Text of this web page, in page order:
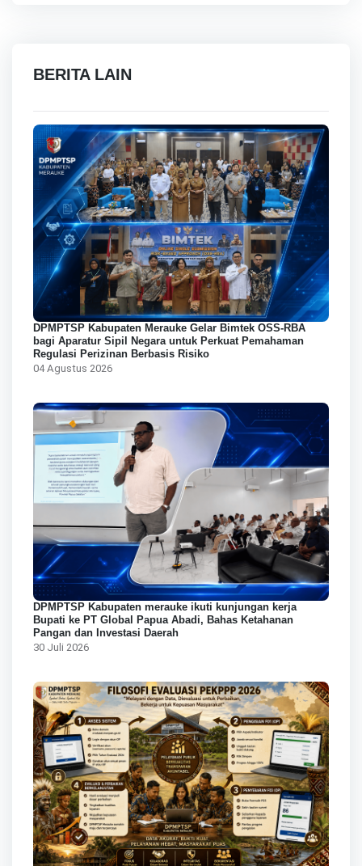
BERITA LAIN
DPMPTSP Kabupaten Merauke Gelar Bimtek OSS-RBA
bagi Aparatur Sipil Negara untuk Perkuat Pemahaman
Regulasi Perizinan Berbasis Risiko
04 Agustus 2026
DPMPTSP Kabupaten merauke ikuti kunjungan kerja
Bupati ke PT Global Papua Abadi, Bahas Ketahanan
Pangan dan Investasi Daerah
30 Juli 2026